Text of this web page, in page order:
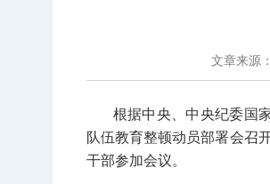
文章来源
根据中央、中央纪委国
队伍教育整顿动员部署会召
干部参加会议。